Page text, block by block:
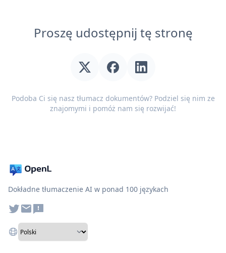
Proszę udostępnij tę stronę
Podoba Ci się nasz tłumacz dokumentów? Podziel się nim ze
znajomymi i pomóż nam się rozwijać!
Dokładne tłumaczenie AI w ponad 100 językach